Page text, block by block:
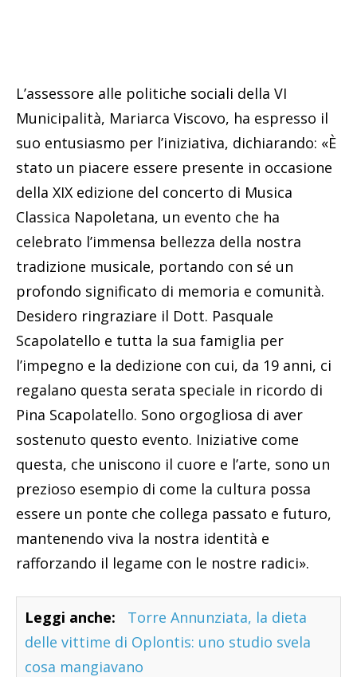
L’assessore alle politiche sociali della VI
Municipalità, Mariarca Viscovo, ha espresso il
suo entusiasmo per l’iniziativa, dichiarando: «È
stato un piacere essere presente in occasione
della XIX edizione del concerto di Musica
Classica Napoletana, un evento che ha
celebrato l’immensa bellezza della nostra
tradizione musicale, portando con sé un
profondo significato di memoria e comunità.
Desidero ringraziare il Dott. Pasquale
Scapolatello e tutta la sua famiglia per
l’impegno e la dedizione con cui, da 19 anni, ci
regalano questa serata speciale in ricordo di
Pina Scapolatello. Sono orgogliosa di aver
sostenuto questo evento. Iniziative come
questa, che uniscono il cuore e l’arte, sono un
prezioso esempio di come la cultura possa
essere un ponte che collega passato e futuro,
mantenendo viva la nostra identità e
rafforzando il legame con le nostre radici».
Leggi anche:
Torre Annunziata, la dieta
delle vittime di Oplontis: uno studio svela
cosa mangiavano